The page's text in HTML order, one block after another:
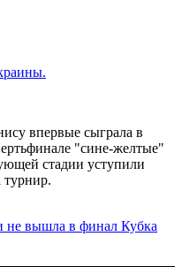
впервые сыграла в
"сине-желтые"
стадии уступили
турнир.
не вышла в финал Кубка